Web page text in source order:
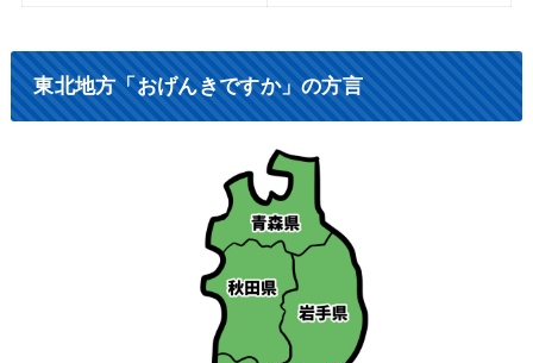
東北地方「おげんきですか」の方言